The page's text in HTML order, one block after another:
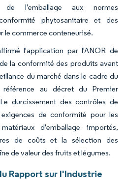
de l'emballage aux normes
phytosanitaire et des
le commerce conteneurisé.
l'application par l'ANOR de
la conformité des produits avant
du marché dans le cadre du
au décret du Premier
durcissement des contrôles de
de conformité pour les
d'emballage importés,
de coûts et la sélection des
de valeur des fruits et légumes.
Rapport sur l'Industrie